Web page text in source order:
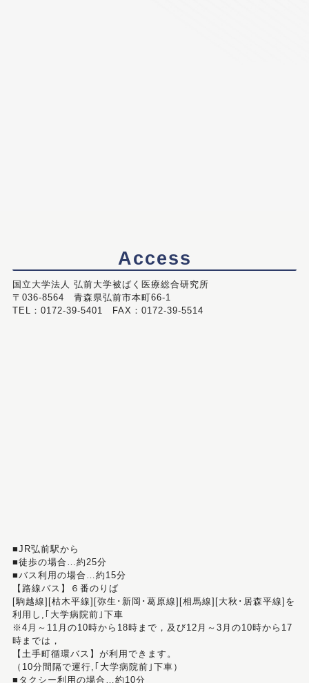
Access
国立大学法人 弘前大学被ばく医療総合研究所
〒036-8564 青森県弘前市本町66-1
TEL：0172-39-5401 FAX：0172-39-5514
■JR弘前駅から
■徒歩の場合…約25分
■バス利用の場合…約15分
【路線バス】６番のりば
[駒越線][枯木平線][弥生･新岡･葛原線][相馬線][大秋･居森平線]を
利用し,｢大学病院前｣下車
※4月～11月の10時から18時まで，及び12月～3月の10時から17
時までは，
【土手町循環バス】が利用できます。
（10分間隔で運行,｢大学病院前｣下車）
■タクシー利用の場合…約10分